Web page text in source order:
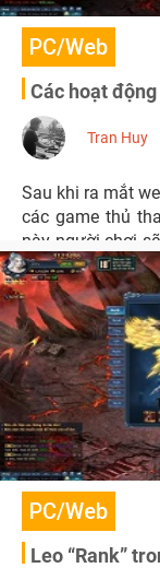
PC/Web
Các hoạt
Tran Huy
Sau khi ra mắt
các game thủ
này người chơi
sao cho phù
phục Thần Tiên
PC/Web
Leo “Rank”